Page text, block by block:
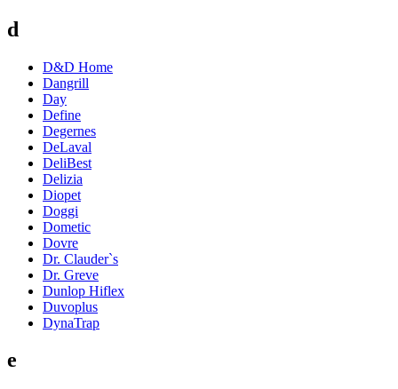
d
D&D Home
Dangrill
Day
Define
Degernes
DeLaval
DeliBest
Delizia
Diopet
Doggi
Dometic
Dovre
Dr. Clauder`s
Dr. Greve
Dunlop Hiflex
Duvoplus
DynaTrap
e